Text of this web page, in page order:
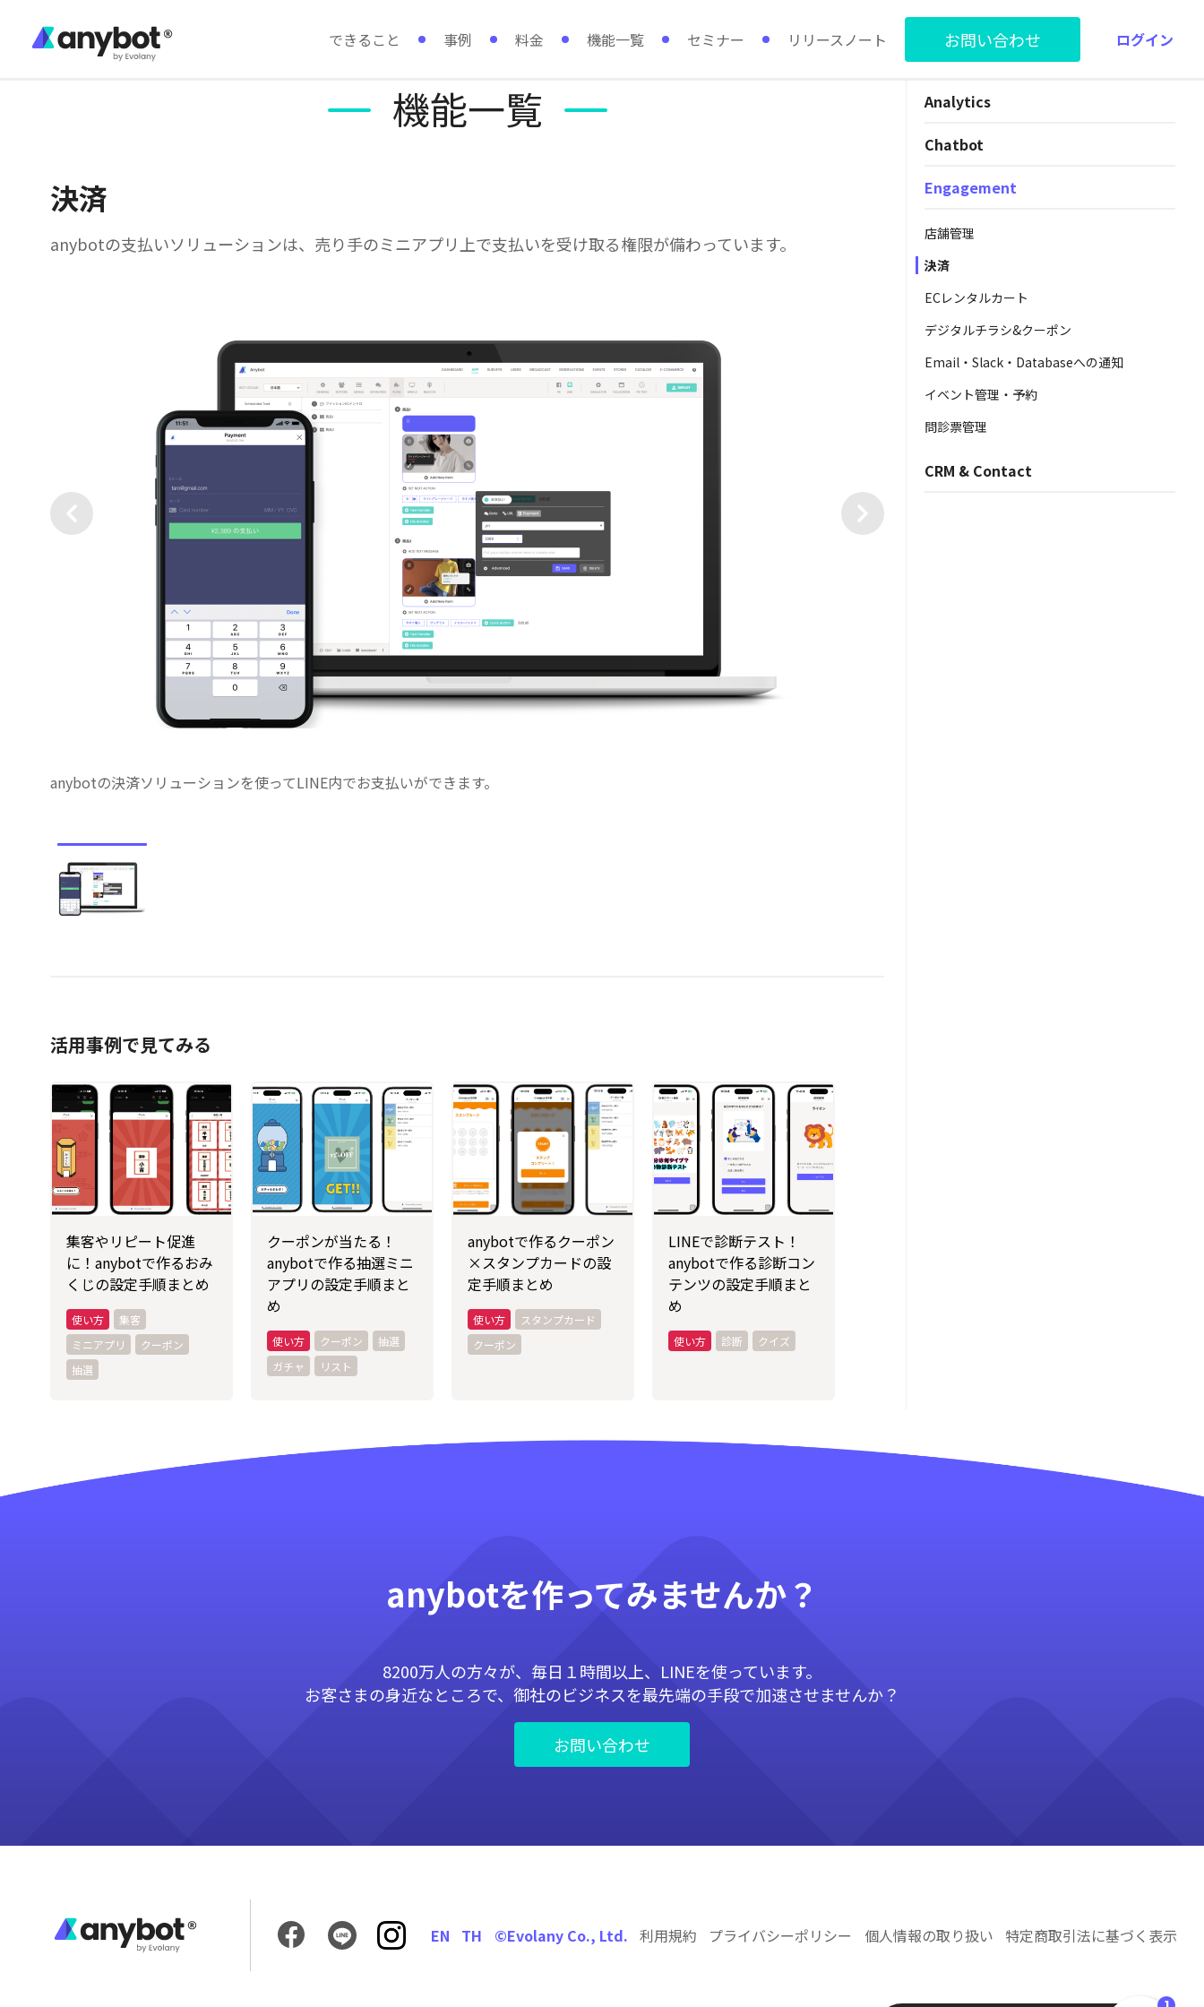
できること 事例 料金 機能一覧 セミナー リリースノート お問い合わせ ログイン
機能一覧
決済
anybotの支払いソリューションは、売り手のミニアプリ上で支払いを受け取る権限が備わっています。
anybotの決済ソリューションを使ってLINE内でお支払いができます。
活用事例で見てみる
集客やリピート促進
に！anybotで作るおみ
くじの設定手順まとめ
集客
ミニアプリ
クーポン
抽選
クーポンが当たる！
anybotで作る抽選ミニ
アプリの設定手順まと
め
クーポン
抽選
ガチャ
リスト
anybotで作るクーポン
×スタンプカードの設
定手順まとめ
スタンプカード
クーポン
LINEで診断テスト！
anybotで作る診断コン
テンツの設定手順まと
め
診断 クイズ
Analytics
Chatbot
Engagement
店舗管理
決済
ECレンタルカート
デジタルチラシ&クーポン
Email・Slack・Databaseへの通知
イベント管理・予約
問診票管理
CRM & Contact
anybotを作ってみませんか？
8200万人の方々が、毎日１時間以上、LINEを使っています。
お客さまの身近なところで、御社のビジネスを最先端の手段で加速させませんか？
お問い合わせ
EN TH ©Evolany Co., Ltd. 利用規約 プライバシーポリシー 個人情報の取り扱い 特定商取引法に基づく表示